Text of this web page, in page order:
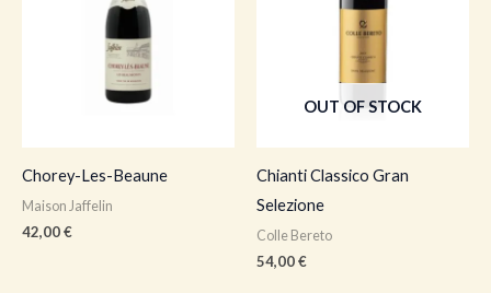
Chorey-Les-Beaune
Maison Jaffelin
42,00€
OUT OF STOCK
Chianti Classico Gran
Selezione
Colle Bereto
54,00€